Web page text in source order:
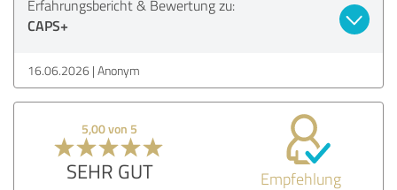
Erfahrungsbericht & Bewertung zu:
CAPS+
16.06.2026 Anonym
5,00 von 5
SEHR GUT Empfehlung